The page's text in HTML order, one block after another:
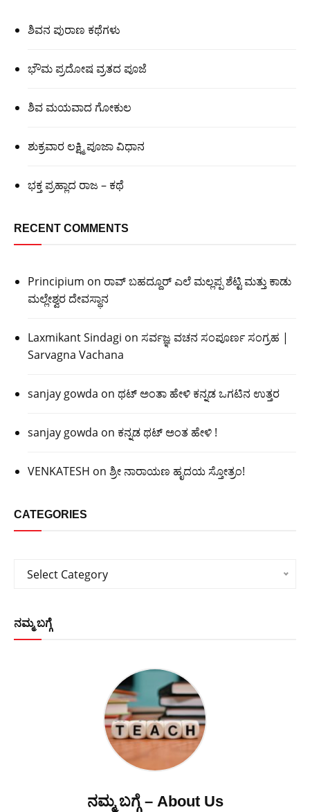
ಶಿವನ ಪುರಾಣ ಕಥೆಗಳು
ಭೌಮ ಪ್ರದೋಷ ವ್ರತದ ಪೂಜೆ
ಶಿವ ಮಯವಾದ ಗೋಕುಲ
ಶುಕ್ರವಾರ ಲಕ್ಷ್ಮಿ ಪೂಜಾ ವಿಧಾನ
ಭಕ್ತ ಪ್ರಹ್ಲಾದ ರಾಜ – ಕಥೆ
RECENT COMMENTS
Principium on ರಾವ್ ಬಹದ್ದೂರ್ ಎಲೆ ಮಲ್ಲಪ್ಪ ಶೆಟ್ಟಿ ಮತ್ತು ಕಾಡು
ಮಲ್ಲೇಶ್ವರ ದೇವಸ್ಥಾನ
Laxmikant Sindagi on ಸರ್ವಜ್ಞ ವಚನ ಸಂಪೂರ್ಣ ಸಂಗ್ರಹ |
Sarvagna Vachana
sanjay gowda on ಥಟ್ ಅಂತಾ ಹೇಳಿ ಕನ್ನಡ ಒಗಟಿನ ಉತ್ತರ
sanjay gowda on ಕನ್ನಡ ಥಟ್ ಅಂತ ಹೇಳಿ !
VENKATESH on ಶ್ರೀ ನಾರಾಯಣ ಹೃದಯ ಸ್ತೋತ್ರಂ!
CATEGORIES
Categories
Select Category
ನಮ್ಮ ಬಗ್ಗೆ
ನಮ್ಮ ಬಗ್ಗೆ – About Us